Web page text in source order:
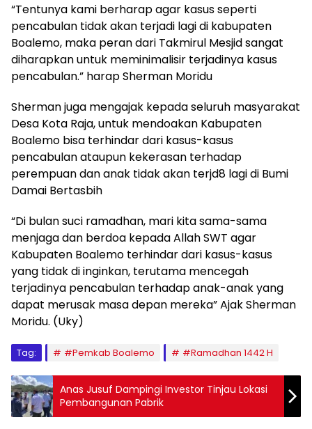
“Tentunya kami berharap agar kasus seperti
pencabulan tidak akan terjadi lagi di kabupaten
Boalemo, maka peran dari Takmirul Mesjid sangat
diharapkan untuk meminimalisir terjadinya kasus
pencabulan.” harap Sherman Moridu
Sherman juga mengajak kepada seluruh masyarakat
Desa Kota Raja, untuk mendoakan Kabupaten
Boalemo bisa terhindar dari kasus-kasus
pencabulan ataupun kekerasan terhadap
perempuan dan anak tidak akan terjd8 lagi di Bumi
Damai Bertasbih
“Di bulan suci ramadhan, mari kita sama-sama
menjaga dan berdoa kepada Allah SWT agar
Kabupaten Boalemo terhindar dari kasus-kasus
yang tidak di inginkan, terutama mencegah
terjadinya pencabulan terhadap anak-anak yang
dapat merusak masa depan mereka” Ajak Sherman
Moridu. (Uky)
Tag: #Pemkab Boalemo #Ramadhan 1442 H
Anas Jusuf Dampingi Investor Tinjau Lokasi
Pembangunan Pabrik